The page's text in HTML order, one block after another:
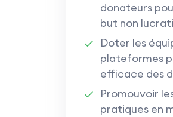
donateurs
but non
Doter les
plateformes
efficace des
Promouvoir
pratiques en